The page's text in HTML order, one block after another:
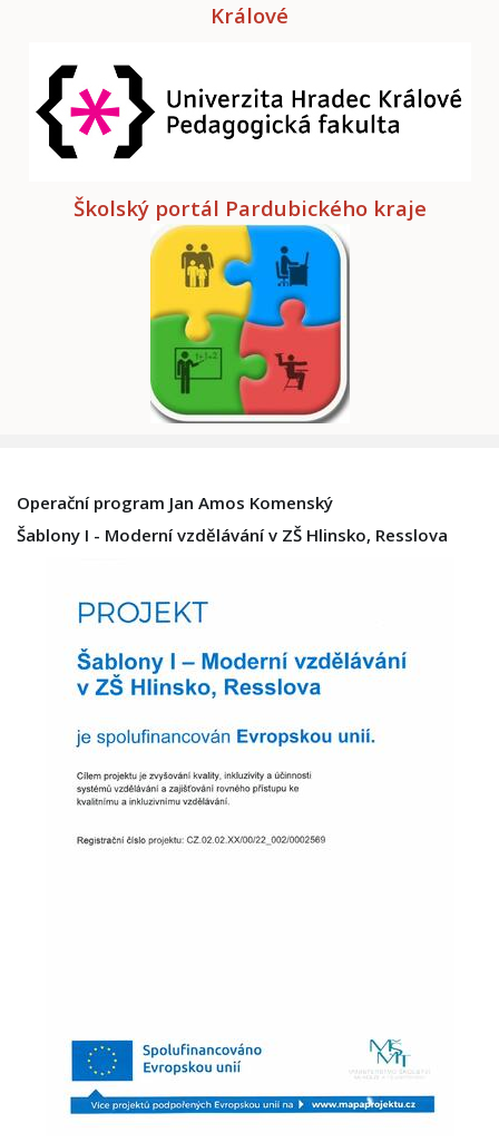
Králové
Školský portál Pardubického kraje
Operační program Jan Amos Komenský
Šablony I - Moderní vzdělávání v ZŠ Hlinsko, Resslova